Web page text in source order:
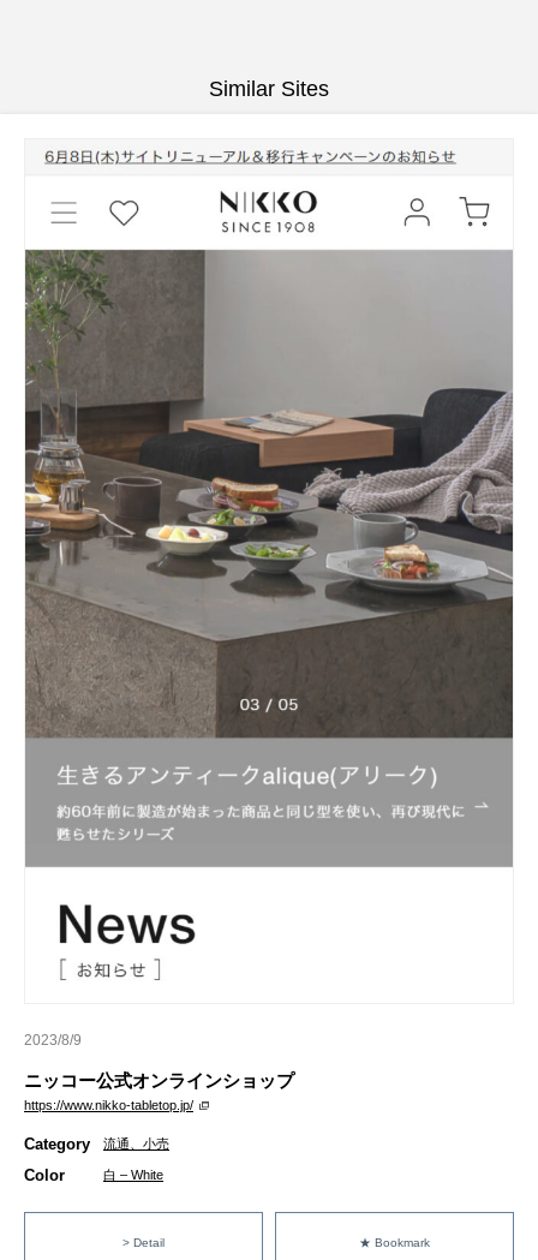
Similar Sites
2023/8/9
ニッコー公式オンラインショップ
https://www.nikko-tabletop.jp/
Category 流通、小売
Color 白 – White
> Detail ★ Bookmark